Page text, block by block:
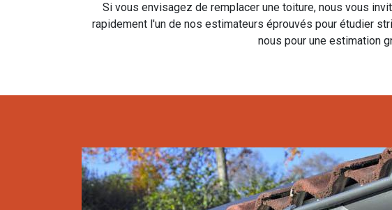
Si vous envisagez de remplacer une toiture, nous vous
rapidement l'un de nos estimateurs éprouvés pour étudier
nous pour une estimation